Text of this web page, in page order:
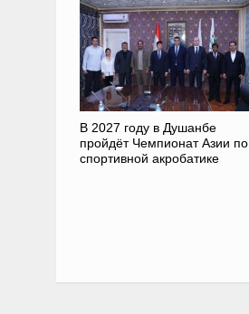
В 2027 году в Душанбе
пройдёт Чемпионат Азии по
спортивной акробатике